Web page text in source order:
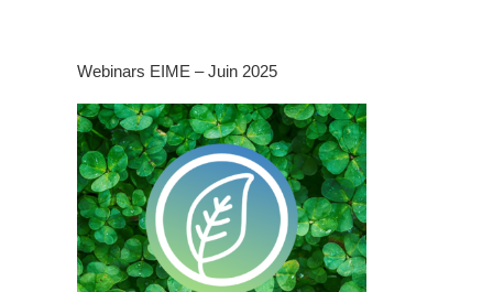
Webinars EIME – Juin 2025